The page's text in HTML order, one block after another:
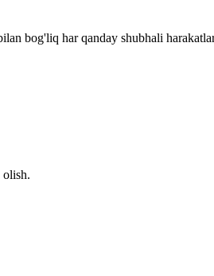
bog'liq har qanday shubhali
olish.